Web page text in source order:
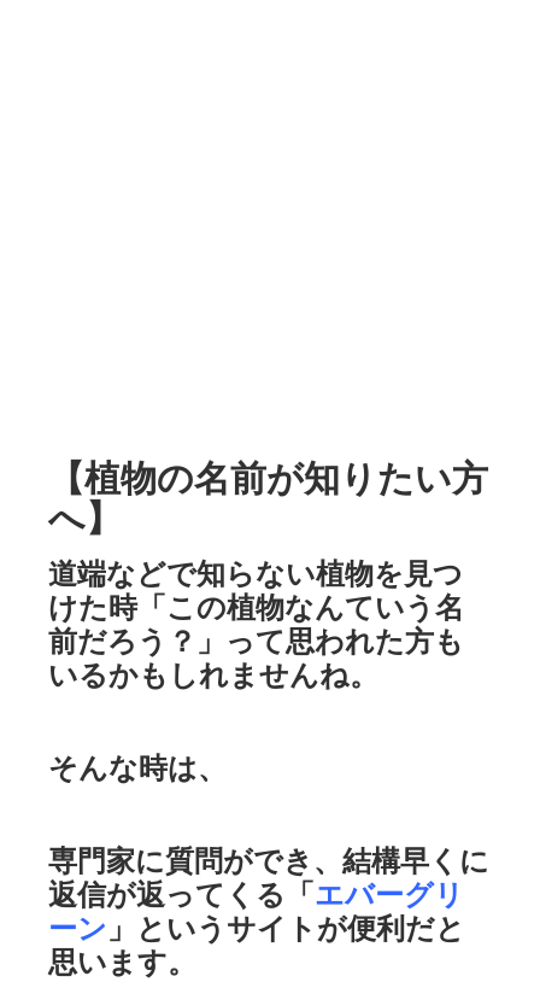
【植物の名前が知りたい方
へ】
道端などで知らない植物を見つ
けた時「この植物なんていう名
前だろう？」って思われた方も
いるかもしれませんね。
そんな時は、
専門家に質問ができ、結構早くに
返信が返ってくる「エバーグリ
ーン 」というサイトが便利だと
思います。